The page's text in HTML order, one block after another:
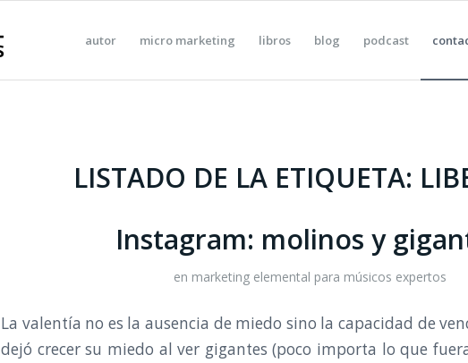
autor micro marketing libros blog podcast
LISTADO DE LA ETIQUETA:
Instagram: molinos y
en marketing elemental para músicos expertos
La valentía no es la ausencia de miedo sino la capacidad de
dejó crecer su miedo al ver gigantes (poco importa lo que